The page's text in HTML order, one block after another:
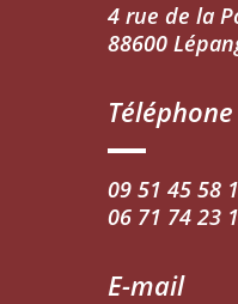
4 rue de la
88600
Téléphone
09 51 45 58
06 71 74 23
E-mail